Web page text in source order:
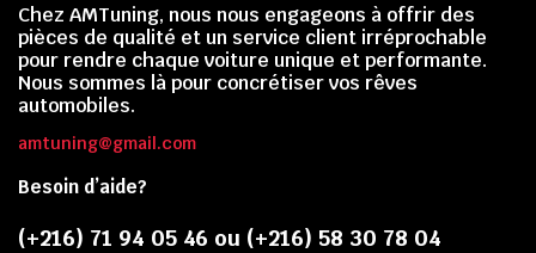
Chez AMTuning, nous nous engageons à offrir des
pièces de qualité et un service client irréprochable
pour rendre chaque voiture unique et performante.
Nous sommes là pour concrétiser vos rêves
automobiles.
amtuning@gmail.com
Besoin d’aide?
(+216) 71 94 05 46 ou (+216) 58 30 78 04